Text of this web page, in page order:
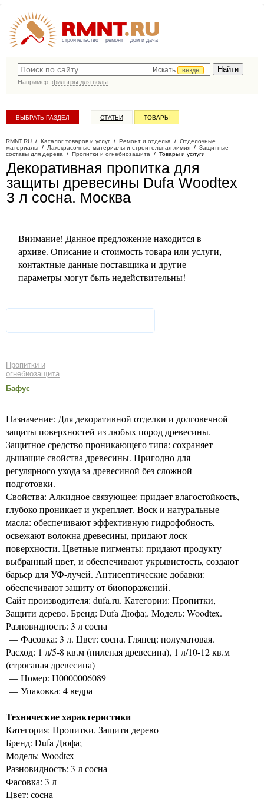
строительство ремонт дом и дача
Искать
везде
Например, фильтры для воды
ВЫБРАТЬ РАЗДЕЛ СТАТЬИ ТОВАРЫ
RMNT.RU / Каталог товаров и услуг / Ремонт и отделка / Отделочные
материалы / Лакокрасочные материалы и строительная химия / Защитные
составы для дерева / Пропитки и огнебиозащита / Товары и услуги
Декоративная пропитка для
защиты древесины Dufa Woodtex
3 л сосна. Москва
Внимание! Данное предложение находится в
архиве. Описание и стоимость товара или услуги,
контактные данные поставщика и другие
параметры могут быть недействительны!
Пропитки и
огнебиозащита
Бафус
Назначение: Для декоративной отделки и долговечной
защиты поверхностей из любых пород древесины.
Защитное средство проникающего типа: сохраняет
дышащие свойства древесины. Пригодно для
регулярного ухода за древесиной без сложной
подготовки.
Свойства: Алкидное связующее: придает влагостойкость,
глубоко проникает и укрепляет. Воск и натуральные
масла: обеспечивают эффективную гидрофобность,
освежают волокна древесины, придают лоск
поверхности. Цветные пигменты: придают продукту
выбранный цвет, и обеспечивают укрывистость, создают
барьер для УФ-лучей. Антисептические добавки:
обеспечивают защиту от биопоражений.
Сайт производителя: dufa.ru. Категории: Пропитки,
Защити дерево. Бренд: Dufa Дюфа;. Модель: Woodtex.
Разновидность: 3 л сосна
— Фасовка: 3 л. Цвет: сосна. Глянец: полуматовая.
Расход: 1 л/5-8 кв.м (пиленая древесина), 1 л/10-12 кв.м
(строганая древесина)
— Номер: Н0000006089
— Упаковка: 4 ведра
Технические характеристики
Категория: Пропитки, Защити дерево
Бренд: Dufa Дюфа;
Модель: Woodtex
Разновидность: 3 л сосна
Фасовка: 3 л
Цвет: сосна